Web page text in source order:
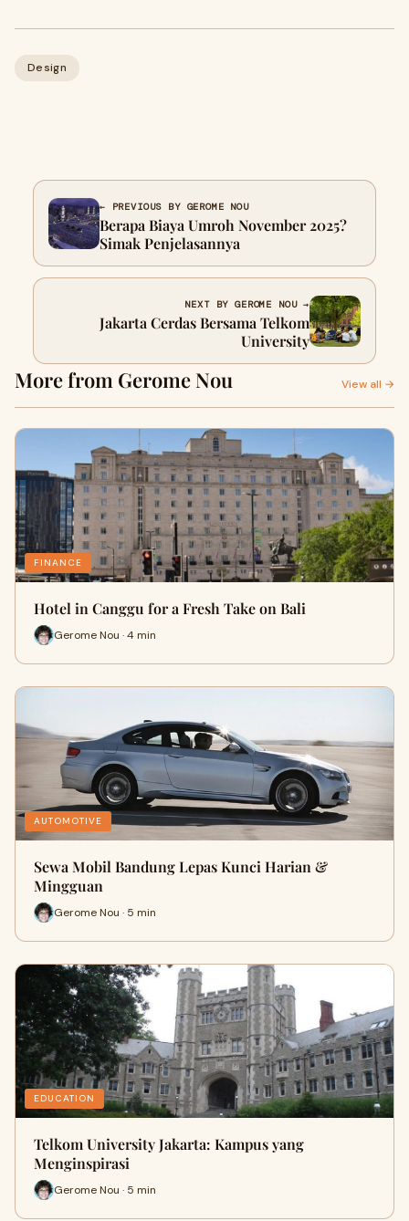
Design
← PREVIOUS BY GEROME NOU
Berapa Biaya Umroh November 2025?
Simak Penjelasannya
NEXT BY GEROME NOU →
Jakarta Cerdas Bersama Telkom
University
More from Gerome Nou View all →
FINANCE
Hotel in Canggu for a Fresh Take on Bali
Gerome Nou · 4 min
AUTOMOTIVE
Sewa Mobil Bandung Lepas Kunci Harian &
Mingguan
Gerome Nou · 5 min
EDUCATION
Telkom University Jakarta: Kampus yang
Menginspirasi
Gerome Nou · 5 min